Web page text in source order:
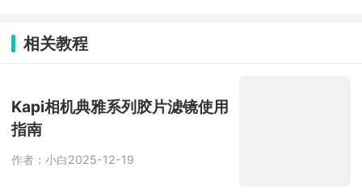
导出 STL、STEP 等格式用于 3D 打印
和工程交流。操作手势简洁，免费版即
相关教程
Kapi相机典雅系列胶片滤镜使用
指南
作者：小白2025-12-19